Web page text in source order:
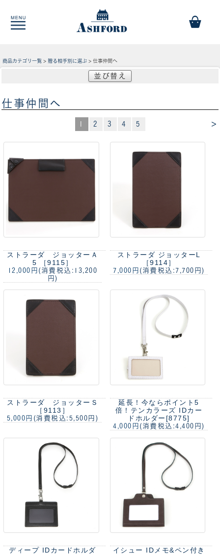
商品カテゴリ一覧 > 贈る相手別に選ぶ > 仕事仲間へ
並び替え
仕事仲間へ
>
1 2 3 4 5
ストラーダ ジョッターＡ
5 ［9115］
12,000円 (消費税込:13,200
円)
ストラーダ ジョッターL
［9114］
7,000円 (消費税込:7,700円)
ストラーダ ジョッターＳ
［9113］
5,000円 (消費税込:5,500円)
延長！今ならポイント5
倍！ テンカラーズ IDカー
ドホルダー[8775]
4,000円 (消費税込:4,400円)
ディープ IDカードホルダ
イシュー IDメモ&ペン付き